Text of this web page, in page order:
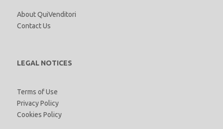
About QuiVenditori
Contact Us
LEGAL NOTICES
Terms of Use
Privacy Policy
Cookies Policy